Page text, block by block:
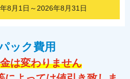
8月1日～2026年8月31日
ック費用
は変わりません